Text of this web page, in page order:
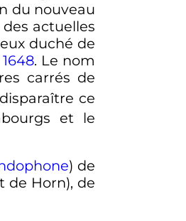
du nouveau
actuelles
duché de
1648. Le nom
carrés de
ce
et le
) de
de Horn), de